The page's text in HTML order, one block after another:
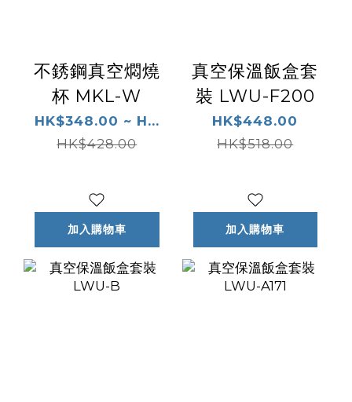
不銹鋼真空燜燒
杯 MKL-W
HK$348.00 ~ H...
HK$428.00
加入購物車
真空保溫飯盒套
裝 LWU-F200
HK$448.00
HK$518.00
加入購物車